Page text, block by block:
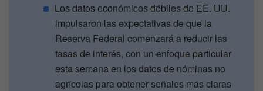
Los datos económicos débiles de EE. UU.
impulsaron las expectativas de que la
Reserva Federal comenzará a reducir las
tasas de interés, con un enfoque particular
esta semana en los datos de nóminas no
agrícolas para obtener señales más claras